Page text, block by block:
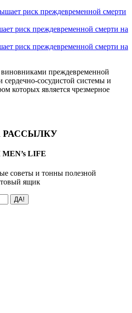
риск преждевременной смерти на
риск преждевременной смерти на
преждевременной
сердечно-сосудистой системы и
которых является чрезмерное
LIFE
советы и тонны полезной
ящик
ДА!